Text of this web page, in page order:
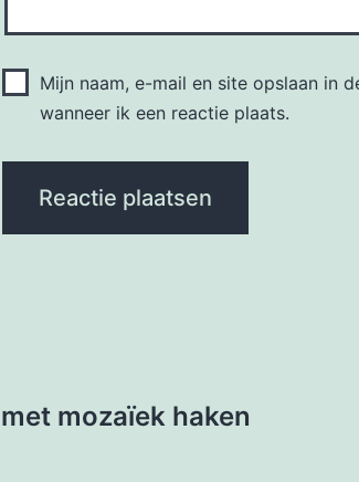
Mijn naam, e-mail en site opslaan in
wanneer ik een reactie plaats.
mozaïek haken